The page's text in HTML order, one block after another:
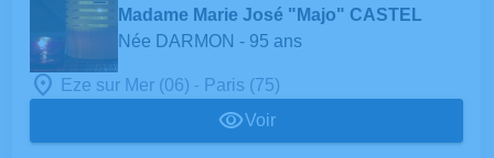
Madame Marie José "Majo" CASTEL
Née DARMON - 95 ans
Eze sur Mer (06) - Paris (75)
Voir